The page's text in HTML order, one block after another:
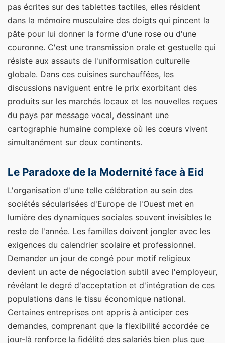
pas écrites sur des tablettes tactiles, elles résident
dans la mémoire musculaire des doigts qui pincent la
pâte pour lui donner la forme d'une rose ou d'une
couronne. C'est une transmission orale et gestuelle qui
résiste aux assauts de l'uniformisation culturelle
globale. Dans ces cuisines surchauffées, les
discussions naviguent entre le prix exorbitant des
produits sur les marchés locaux et les nouvelles reçues
du pays par message vocal, dessinant une
cartographie humaine complexe où les cœurs vivent
simultanément sur deux continents.
Le Paradoxe de la Modernité face à Eid
L'organisation d'une telle célébration au sein des
sociétés sécularisées d'Europe de l'Ouest met en
lumière des dynamiques sociales souvent invisibles le
reste de l'année. Les familles doivent jongler avec les
exigences du calendrier scolaire et professionnel.
Demander un jour de congé pour motif religieux
devient un acte de négociation subtil avec l'employeur,
révélant le degré d'acceptation et d'intégration de ces
populations dans le tissu économique national.
Certaines entreprises ont appris à anticiper ces
demandes, comprenant que la flexibilité accordée ce
jour-là renforce la fidélité des salariés bien plus que